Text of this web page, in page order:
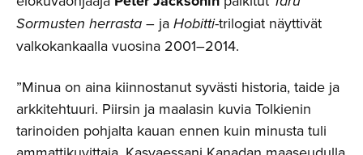
Sormusten herrasta – ja Hobitti-trilogiat näyttivät
valkokankaalla vuosina 2001–2014.
”Minua on aina kiinnostanut syvästi historia, taide ja
arkkitehtuuri. Piirsin ja maalasin kuvia Tolkienin
tarinoiden pohjalta kauan ennen kuin minusta tuli